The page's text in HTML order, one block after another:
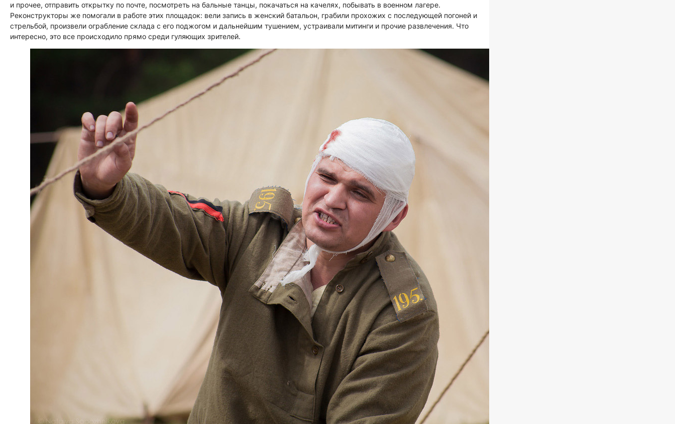
и прочее, отправить открытку по почте, посмотреть на бальные танцы, покачаться на качелях, побывать в военном лагере.
Реконструкторы же помогали в работе этих площадок: вели запись в женский батальон, грабили прохожих с последующей погоней и
стрельбой, произвели ограбление склада с его поджогом и дальнейшим тушением, устраивали митинги и прочие развлечения. Что
интересно, это все происходило прямо среди гуляющих зрителей.